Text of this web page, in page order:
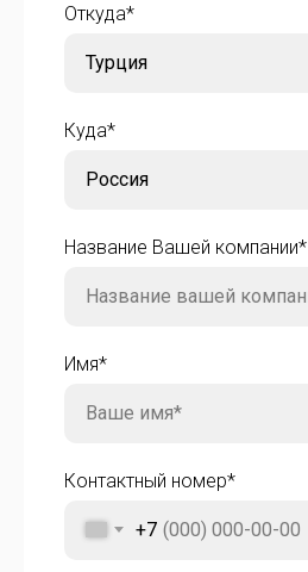
Откуда*
Куда*
Название Вашей компании*
Имя*
Контактный номер*
+7